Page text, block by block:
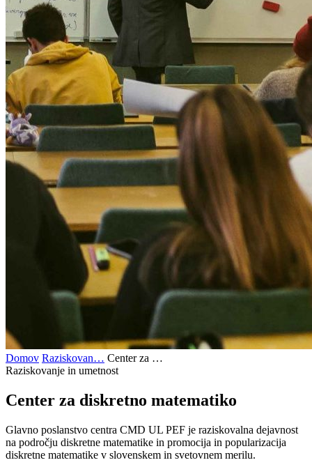
Domov Raziskovan… Center za …
Raziskovanje in umetnost
Center za diskretno matematiko
Glavno poslanstvo centra CMD UL PEF je raziskovalna dejavnost
na področju diskretne matematike in promocija in popularizacija
diskretne matematike v slovenskem in svetovnem merilu.